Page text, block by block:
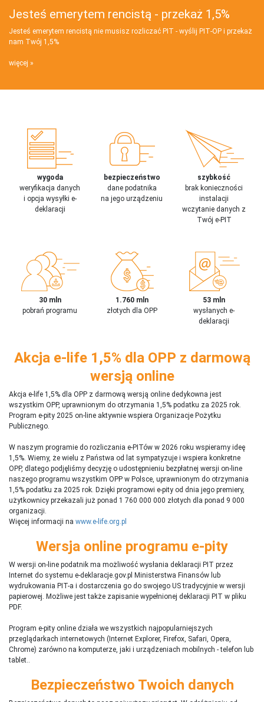
Jesteś emerytem rencistą - przekaż 1,5%
Jesteś emerytem rencistą nie musisz rozliczać PIT - wyślij PIT‑OP i przekaż
nam Twój 1,5%
więcej
wygoda
weryfikacja danych
i opcja wysyłki e-
deklaracji
bezpieczeństwo
dane podatnika
na jego urządzeniu
szybkość
brak konieczności
instalacji
wczytanie danych z
Twój e-PIT
30 mln
pobrań programu
1.760 mln
złotych dla OPP
53 mln
wysłanych e-
deklaracji
Akcja e-life 1,5% dla OPP z darmową
wersją online
Akcja e-life 1,5% dla OPP z darmową wersją online dedykowna jest
wszystkim OPP, uprawnionym do otrzymania 1,5% podatku za 2025 rok.
Program e-pity 2025 on-line aktywnie wspiera Organizacje Pożytku
Publicznego.
W naszym programie do rozliczania e-PITów w 2026 roku wspieramy ideę
1,5%. Wiemy, że wielu z Państwa od lat sympatyzuje i wspiera konkretne
OPP, dlatego podjęliśmy decyzję o udostępnieniu bezpłatnej wersji on-line
naszego programu wszystkim OPP w Polsce, uprawnionym do otrzymania
1,5% podatku za 2025 rok. Dzięki programowi e-pity od dnia jego premiery,
użytkownicy przekazali już ponad 1 760 000 000 złotych dla ponad 9 000
organizacji.
Więcej informacji na www.e-life.org.pl
Wersja online programu e-pity
W wersji on-line podatnik ma możliwość wysłania deklaracji PIT przez
Internet do systemu e-deklaracje.gov.pl Ministerstwa Finansów lub
wydrukowania PIT-a i dostarczenia go do swojego US tradycyjnie w wersji
papierowej. Możliwe jest także zapisanie wypełnionej deklaracji PIT w pliku
PDF.
Program e-pity online działa we wszystkich najpopularniejszych
przeglądarkach internetowych (Internet Explorer, Firefox, Safari, Opera,
Chrome) zarówno na komputerze, jaki i urządzeniach mobilnych - telefon lub
tablet..
Bezpieczeństwo Twoich danych